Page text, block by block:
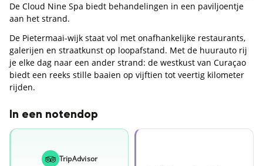
De Cloud Nine Spa biedt behandelingen in een paviljoentje
aan het strand.
De Pietermaai-wijk staat vol met onafhankelijke restaurants,
galerijen en straatkunst op loopafstand. Met de huurauto rij
je elke dag naar een ander strand: de westkust van Curaçao
biedt een reeks stille baaien op vijftien tot veertig kilometer
rijden.
In een notendop
TripAdvisor